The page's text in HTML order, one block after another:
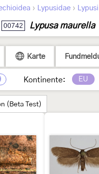
› Lypusidae ›
00742 Lypusa maurella
Karte
Kontinente: EU
(Beta Test)